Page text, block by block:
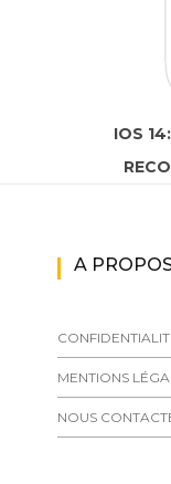
IOS
A
MENTIONS
NOUS